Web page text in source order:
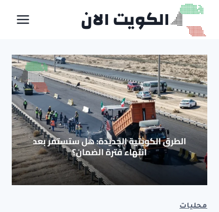
التجاوز
المحتوى
الكويت الان
محليات